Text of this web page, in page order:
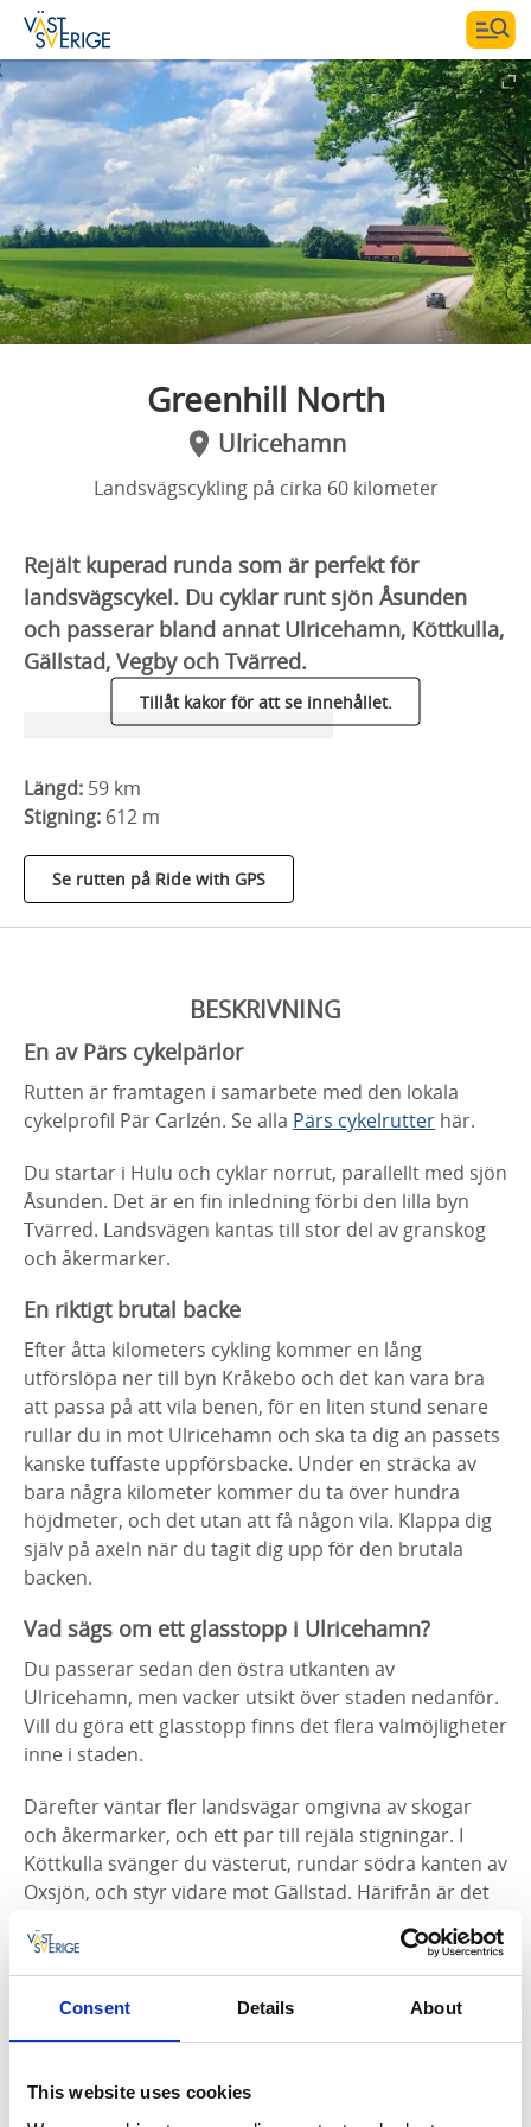
Consent Details About
This website uses cookies
Greenhill North
Ulricehamn
Landsvägscykling på cirka 60 kilometer
Rejält kuperad runda som är perfekt för
landsvägscykel. Du cyklar runt sjön Åsunden
och passerar bland annat Ulricehamn, Köttkulla,
Gällstad, Vegby och Tvärred.
Tillåt kakor för att se innehållet.
Längd: 59 km
Stigning: 612 m
Se rutten på Ride with GPS
BESKRIVNING
En av Pärs cykelpärlor
Rutten är framtagen i samarbete med den lokala
cykelprofil Pär Carlzén. Se alla Pärs cykelrutter här.
Du startar i Hulu och cyklar norrut, parallellt med sjön
Åsunden. Det är en fin inledning förbi den lilla byn
Tvärred. Landsvägen kantas till stor del av granskog
och åkermarker.
En riktigt brutal backe
Efter åtta kilometers cykling kommer en lång
utförslöpa ner till byn Kråkebo och det kan vara bra
att passa på att vila benen, för en liten stund senare
rullar du in mot Ulricehamn och ska ta dig an passets
kanske tuffaste uppförsbacke. Under en sträcka av
bara några kilometer kommer du ta över hundra
höjdmeter, och det utan att få någon vila. Klappa dig
själv på axeln när du tagit dig upp för den brutala
backen.
Vad sägs om ett glasstopp i Ulricehamn?
Du passerar sedan den östra utkanten av
Ulricehamn, men vacker utsikt över staden nedanför.
Vill du göra ett glasstopp finns det flera valmöjligheter
inne i staden.
Därefter väntar fler landsvägar omgivna av skogar
och åkermarker, och ett par till rejäla stigningar. I
Köttkulla svänger du västerut, rundar södra kanten av
Oxsjön, och styr vidare mot Gällstad. Härifrån är det
Fakta om leden
Längd:
Tänk på: